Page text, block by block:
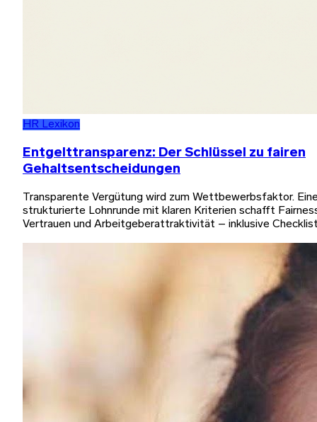
HR Lexikon
Entgelttransparenz: Der Schlüssel zu fairen
Gehaltsentscheidungen
Transparente Vergütung wird zum Wettbewerbsfaktor.
strukturierte Lohnrunde mit klaren Kriterien schafft
Vertrauen und Arbeitgeberattraktivität – inklusive